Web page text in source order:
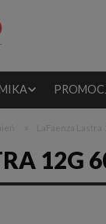
12G